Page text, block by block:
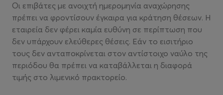
Οι επιβάτες με ανοιχτή ημερομηνία αναχώρησης
πρέπει να φροντίσουν έγκαιρα για κράτηση θέσεων. Η
εταιρεία δεν φέρει καμία ευθύνη σε περίπτωση που
δεν υπάρχουν ελεύθερες θέσεις. Εάν το εισιτήριο
τους δεν ανταποκρίνεται στον αντίστοιχο ναύλο της
περιόδου θα πρέπει να καταβάλλεται η διαφορά
τιμής στο λιμενικό πρακτορείο.